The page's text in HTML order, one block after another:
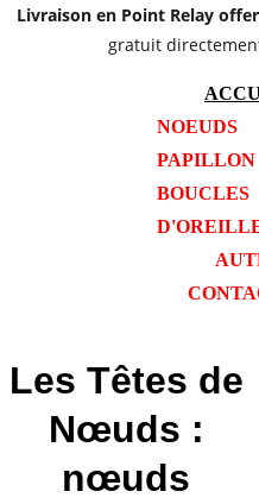
Livraison en Point Relay
gratuit
NOEUDS
PAPILLON
BOUCLES
Les Têtes de
Nœuds :
nœuds